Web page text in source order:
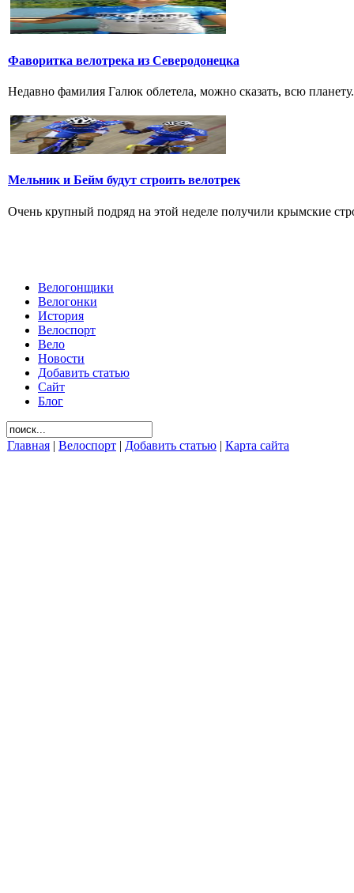
Фаворитка велотрека из Северодонецка
Недавно фамилия Галюк облетела, можно сказать, всю
Мельник и Бейм будут строить велотрек
Очень крупный подряд на этой неделе получили крымские
Велогонщики
Велогонки
История
Велоспорт
Вело
Новости
Добавить статью
Сайт
Блог
Главная | Велоспорт | Добавить статью | Карта сайта